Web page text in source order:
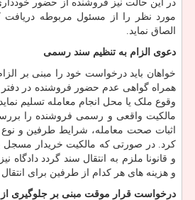
در این حالت نیز فروشنده از حضور
مورد نظر را از مسئول مربوطه دریافت
الصاق نماید.
دعوی الزام به تنظیم سند رسمی
خواهان باید درخواست خود را مبنی بر
همراه گواهی عدم حضور فروشنده در دفتر
وقوع ملک یا محل انجام معامله تسلیم نماید.
مالکیت واقعی و رسمی فروشنده را
اثبات صحت معامله، شرایط طرفین و نوع
کرد. در صورتی که مالکیت خریدار مسجل
و قانونا ملزم به انتقال سند گردد دادگاه
و هزینه های هر کدام از طرفین برای انتقال
درخواست قرار موقت مبنی بر جلوگیری